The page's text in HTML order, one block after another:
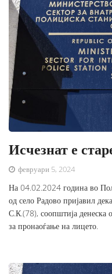
Исчезнат е
февруари 5, 2024
На 04.02.2024 година во
од село Радово пријавил
С.К.(78), соопштија
за пронаоѓање на лицето.